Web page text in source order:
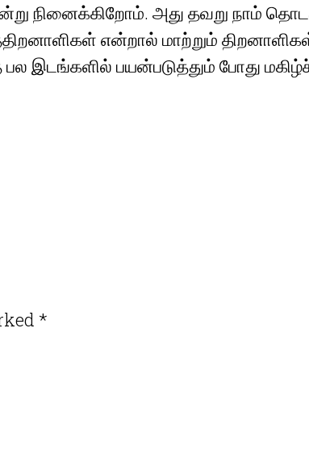
நினைக்கிறோம். அது தவறு நாம்
என்றால் மாற்றும்
இடங்களில் பயன்படுத்தும் போது
*